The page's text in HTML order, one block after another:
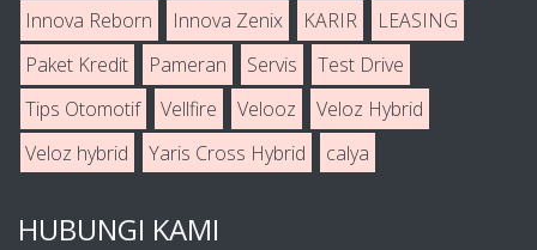
Innova Reborn
Innova Zenix KARIR
LEASING
Paket Kredit
Pameran Servis
Test Drive
Tips Otomotif
Vellfire Velooz
Veloz Hybrid
Veloz hybrid
Yaris Cross Hybrid calya
HUBUNGI KAMI